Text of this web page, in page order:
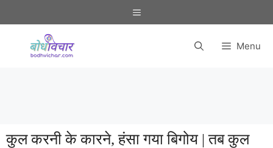
to
Menu
Menu
कुल करनी के कारने, हंसा गया बिगोय | तब कुल